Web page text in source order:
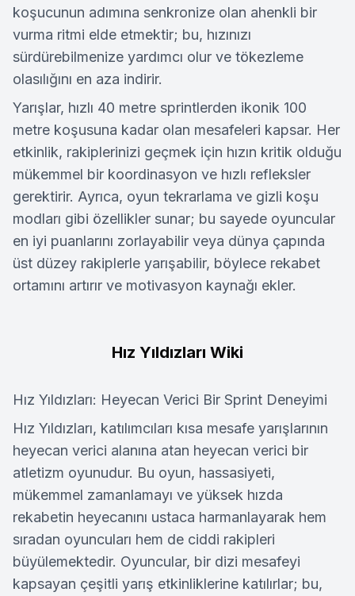
koşucunun adımına senkronize olan ahenkli bir
vurma ritmi elde etmektir; bu, hızınızı
sürdürebilmenize yardımcı olur ve tökezleme
olasılığını en aza indirir.
Yarışlar, hızlı 40 metre sprintlerden ikonik 100
metre koşusuna kadar olan mesafeleri kapsar. Her
etkinlik, rakiplerinizi geçmek için hızın kritik olduğu
mükemmel bir koordinasyon ve hızlı refleksler
gerektirir. Ayrıca, oyun tekrarlama ve gizli koşu
modları gibi özellikler sunar; bu sayede oyuncular
en iyi puanlarını zorlayabilir veya dünya çapında
üst düzey rakiplerle yarışabilir, böylece rekabet
ortamını artırır ve motivasyon kaynağı ekler.
Hız Yıldızları Wiki
Hız Yıldızları: Heyecan Verici Bir Sprint Deneyimi
Hız Yıldızları, katılımcıları kısa mesafe yarışlarının
heyecan verici alanına atan heyecan verici bir
atletizm oyunudur. Bu oyun, hassasiyeti,
mükemmel zamanlamayı ve yüksek hızda
rekabetin heyecanını ustaca harmanlayarak hem
sıradan oyuncuları hem de ciddi rakipleri
büyülemektedir. Oyuncular, bir dizi mesafeyi
kapsayan çeşitli yarış etkinliklerine katılırlar; bu,